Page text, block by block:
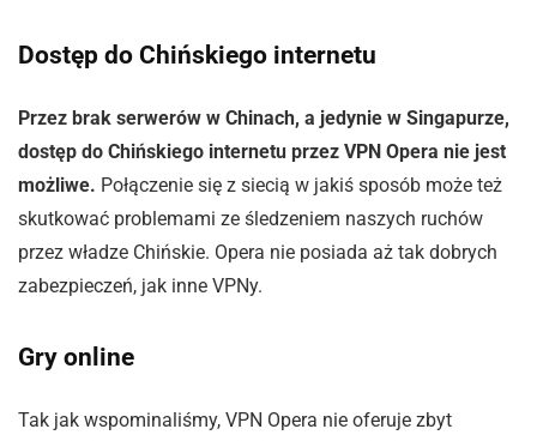
Dostęp do Chińskiego internetu
Przez brak serwerów w Chinach, a jedynie w Singapurze,
dostęp do Chińskiego internetu przez VPN Opera nie jest
możliwe. Połączenie się z siecią w jakiś sposób może też
skutkować problemami ze śledzeniem naszych ruchów
przez władze Chińskie. Opera nie posiada aż tak dobrych
zabezpieczeń, jak inne VPNy.
Gry online
Tak jak wspominaliśmy, VPN Opera nie oferuje zbyt